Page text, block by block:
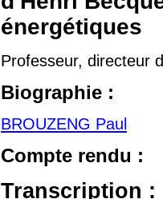
énergétiques
Professeur, directeur
Biographie :
BROUZENG Paul
Compte rendu :
Transcription :